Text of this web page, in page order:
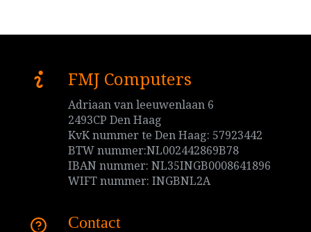
FMJ Computers
Adriaan van leeuwenlaan 6
2493CP Den Haag
KvK nummer te Den Haag: 57923442
BTW nummer:NL002442869B78
IBAN nummer: NL35INGB0008641896
WIFT nummer: INGBNL2A
Contact